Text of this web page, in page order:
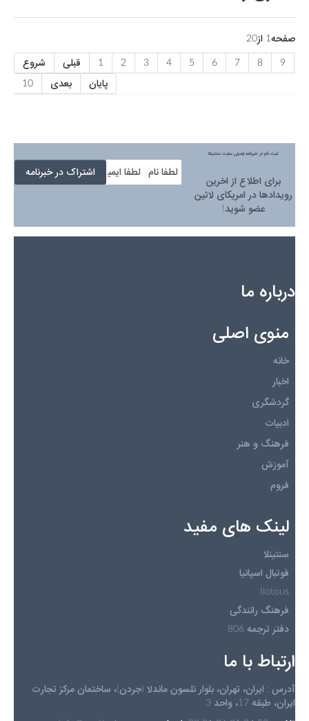
صفحه1 از20
شروع قبلی 1 2 3 4 5 6 7 8 9
10 بعدی پایان
ثبت نام در خبرنامه ایمیلی سایت سنتینلا
برای اطلاع از اخرین
رویدادها در امریکای لاتین
عضو شوید!
درباره ما
منوی اصلی
خانه
اخبار
گردشگری
ادبیات
فرهنگ و هنر
آموزش
فروم
لینک های مفید
سنتینلا
فوتبال اسپانیا
Ilotous
فرهنگ رانندگی
دفتر ترجمه 806
ارتباط با ما
آدرس : ایران، تهران، بلوار نلسون ماندلا (جردن)، ساختمان مرکز تجارت
ایران، طبقه 17، واحد 3